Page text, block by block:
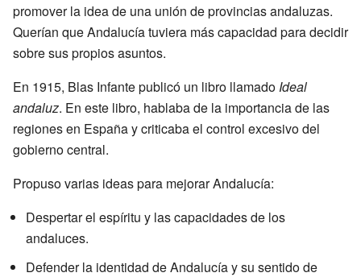
promover la idea de una unión de provincias andaluzas.
Querían que Andalucía tuviera más capacidad para decidir
sobre sus propios asuntos.
En 1915, Blas Infante publicó un libro llamado Ideal
andaluz. En este libro, hablaba de la importancia de las
regiones en España y criticaba el control excesivo del
gobierno central.
Propuso varias ideas para mejorar Andalucía:
Despertar el espíritu y las capacidades de los
andaluces.
Defender la identidad de Andalucía y su sentido de